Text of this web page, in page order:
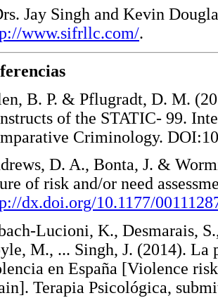
Jay Singh and Kevin
www.sifrllc.com/.
B. P. & Pflugradt, D. M.
of the STATIC- 99.
Criminology.
D. A., Bonta, J. &
of risk and/or need
dx.doi.org/10.1177/
Lucioni, K., Desmarais,
M., ... Singh, J. (2014). La
en España [Violence
Terapia Psicológica,